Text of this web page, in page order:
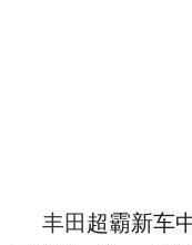
丰田 超霸新车